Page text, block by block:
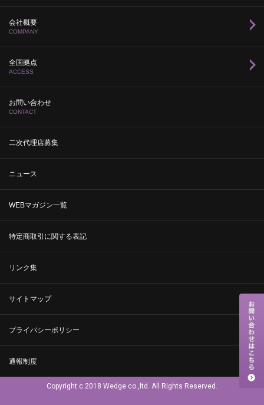
会社概要
COMPANY
全国拠点
ACCESS
お問い合わせ
CONTACT
二次代理店募集
ニュース
WEBマガジン一覧
特定商取引に関する表記
リンク集
サイトマップ
プライバシーポリシー
通報制度
Copyright c 2018 Wedge co.,ltd. All Rights Reserved.